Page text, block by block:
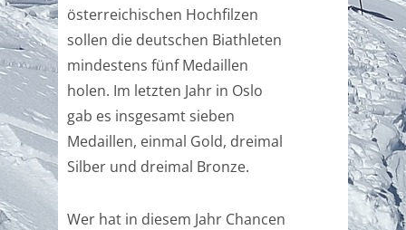
österreichischen Hochfilzen
sollen die deutschen Biathleten
mindestens fünf Medaillen
holen. Im letzten Jahr in Oslo
gab es insgesamt sieben
Medaillen, einmal Gold, dreimal
Silber und dreimal Bronze.
Wer hat in diesem Jahr Chancen